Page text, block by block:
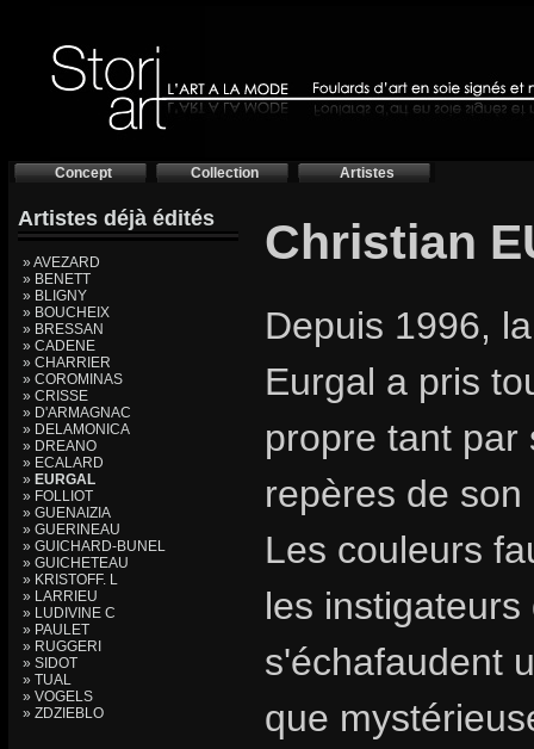
Concept Collection Artistes
Artistes déjà édités
» AVEZARD
» BENETT
» BLIGNY
» BOUCHEIX
» BRESSAN
» CADENE
» CHARRIER
» COROMINAS
» CRISSE
» D'ARMAGNAC
» DELAMONICA
» DREANO
» ECALARD
» EURGAL
» FOLLIOT
» GUENAIZIA
» GUERINEAU
» GUICHARD-BUNEL
» GUICHETEAU
» KRISTOFF. L
» LARRIEU
» LUDIVINE C
» PAULET
» RUGGERI
» SIDOT
» TUAL
» VOGELS
» ZDZIEBLO
Christian
Depuis 1996,
Eurgal a pris
propre tant par
repères de
Les couleurs
les
s'échafaudent
que